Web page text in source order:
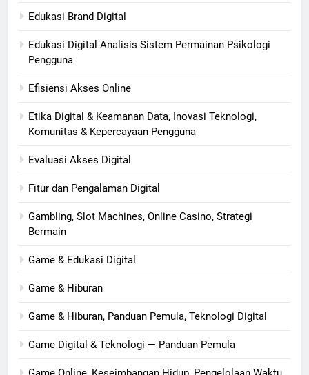
Edukasi Brand Digital
Edukasi Digital Analisis Sistem Permainan Psikologi
Pengguna
Efisiensi Akses Online
Etika Digital & Keamanan Data, Inovasi Teknologi,
Komunitas & Kepercayaan Pengguna
Evaluasi Akses Digital
Fitur dan Pengalaman Digital
Gambling, Slot Machines, Online Casino, Strategi
Bermain
Game & Edukasi Digital
Game & Hiburan
Game & Hiburan, Panduan Pemula, Teknologi Digital
Game Digital & Teknologi — Panduan Pemula